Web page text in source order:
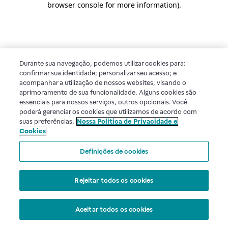
browser console for more information).
Durante sua navegação, podemos utilizar cookies para:
confirmar sua identidade; personalizar seu acesso; e
acompanhar a utilização de nossos websites, visando o
aprimoramento de sua funcionalidade. Alguns cookies são
essenciais para nossos serviços, outros opcionais. Você
poderá gerenciar os cookies que utilizamos de acordo com
suas preferências. Nossa Política de Privacidade e
Cookies
Definições de cookies
Rejeitar todos os cookies
Aceitar todos os cookies